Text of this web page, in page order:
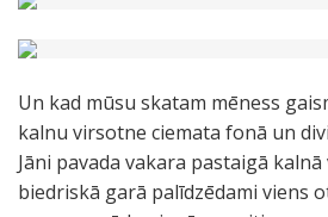
Un kad mūsu skatam mēness
kalnu virsotne ciemata fonā un
Jāni pavada vakara pastaigā
biedriskā garā palīdzēdami viens